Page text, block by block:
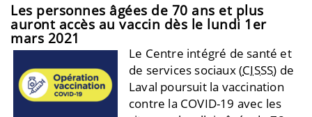
Les personnes âgées de 70 ans et plus
auront accès au vaccin dès le lundi 1er
mars 2021
Le Centre intégré de santé et
de services sociaux (CISSS) de
Laval poursuit la vaccination
contre la COVID-19 avec les